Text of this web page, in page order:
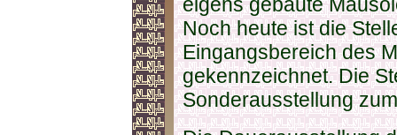
Noch heute ist die
Eingangsbereich des
gekennzeichnet. Die
Sonderausstellung